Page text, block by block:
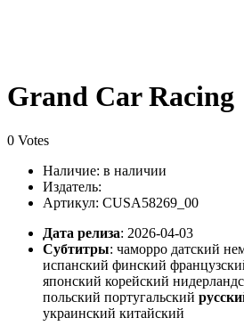
Grand Car Racing
0 Votes
Наличие: в наличии
Издатель:
Артикул: CUSA58269_00
Дата релиза: 2026-04-03
Субтитры: чаморро датский
испанский финский
японский корейский
польский португальский
украинский китайский